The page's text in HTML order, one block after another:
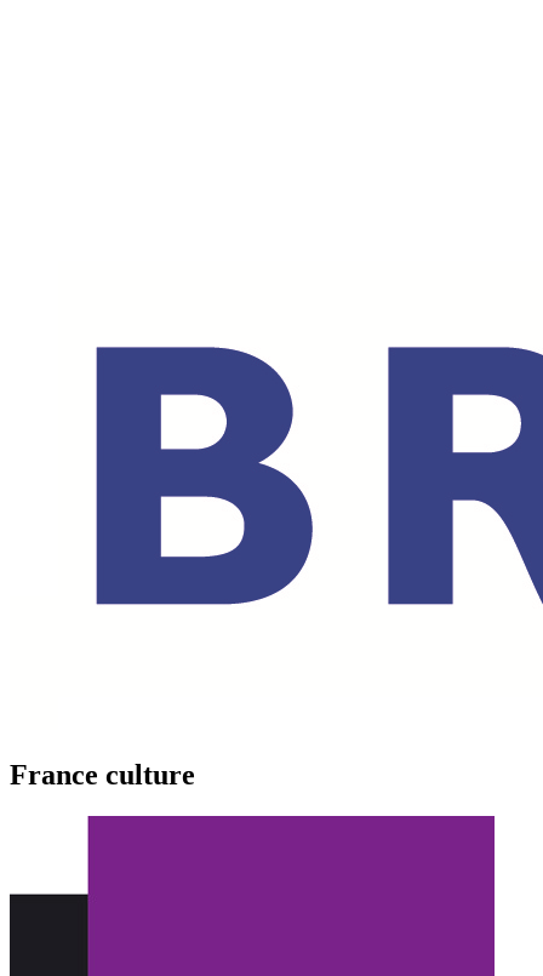
France culture